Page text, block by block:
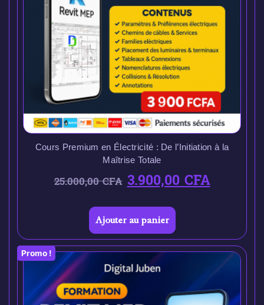
Cours Premium en Électricité : De l’Initiation à la
Maîtrise Totale
25.000,00CFA 3.900,00CFA
Ajouter au panier
Promo !